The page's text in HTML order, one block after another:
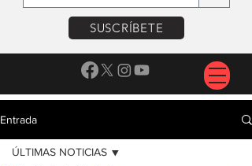
SUSCRÍBETE
Entrada
ÚLTIMAS NOTICIAS